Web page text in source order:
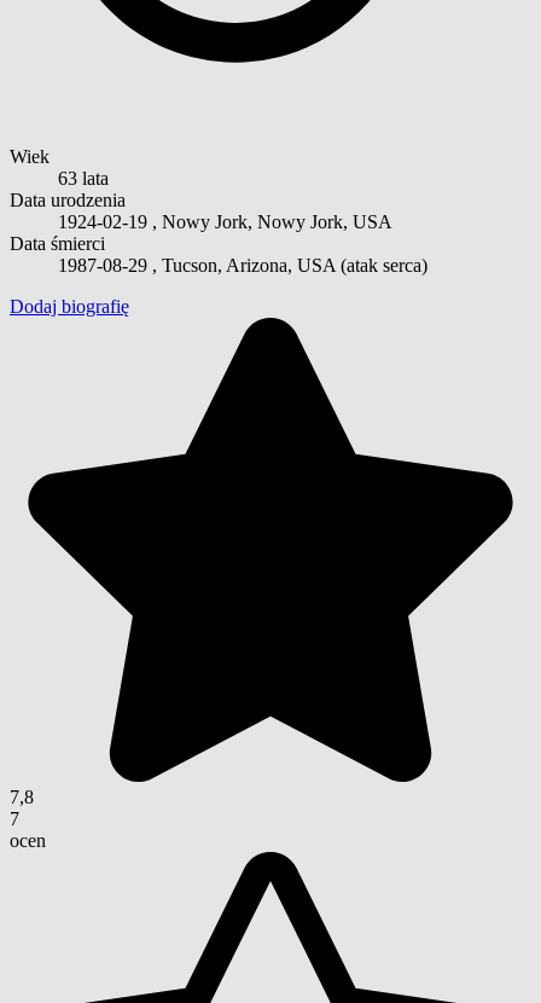
Wiek
63 lata
Data urodzenia
1924-02-19 , Nowy Jork, Nowy Jork, USA
Data śmierci
1987-08-29 , Tucson, Arizona, USA (atak serca)
Dodaj biografię
7,8
7
ocen